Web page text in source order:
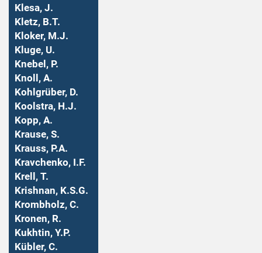
Klesa, J.
Kletz, B.T.
Kloker, M.J.
Kluge, U.
Knebel, P.
Knoll, A.
Kohlgrüber, D.
Koolstra, H.J.
Kopp, A.
Krause, S.
Krauss, P.A.
Kravchenko, I.F.
Krell, T.
Krishnan, K.S.G.
Krombholz, C.
Kronen, R.
Kukhtin, Y.P.
Kübler, C.